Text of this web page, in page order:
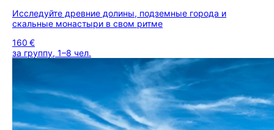
Исследуйте древние долины, подземные города и
скальные монастыри в свом ритме
160 €
за группу, 1–8 чел.